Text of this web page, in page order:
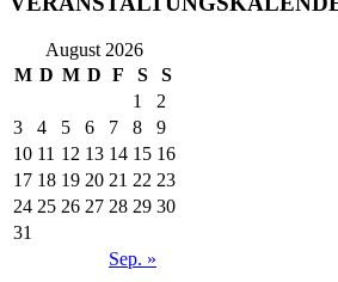
August 2026
M D M D F S S
Sep. »
1
2
3
4 5 6 7 8
9
10 11 12 13 14 15 16
17 18 19 20 21 22 23
24 25 26 27 28 29 30
31